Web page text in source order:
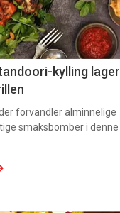
kylling lager
forvandler alminnelige
smaksbomber i denne